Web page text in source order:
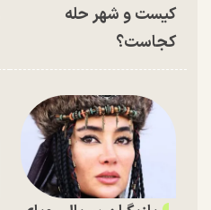
کیست و شهر حله
کجاست؟